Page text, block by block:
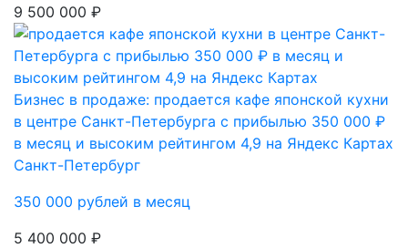
9 500 000 ₽
Бизнес в продаже: продается кафе японской кухни
в центре Санкт-Петербурга с прибылью 350 000 ₽
в месяц и высоким рейтингом 4,9 на Яндекс Картах
Санкт-Петербург
350 000 рублей в месяц
5 400 000 ₽